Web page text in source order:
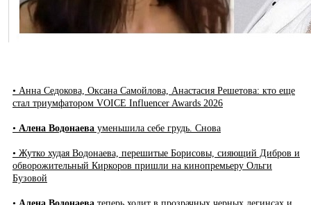
• Анна Седокова, Оксана Самойлова, Анастасия Решетова: кто еще
стал триумфатором VOICE Influencer Awards 2026
• Алена Водонаева уменьшила себе грудь. Снова
• Жутко худая Водонаева, перешитые Борисовы, сияющий Дибров и
обворожительный Киркоров пришли на кинопремьеру Ольги
Бузовой